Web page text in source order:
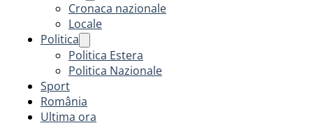
Cronaca nazionale
Locale
Politica
Politica Estera
Politica Nazionale
Sport
România
Ultima ora